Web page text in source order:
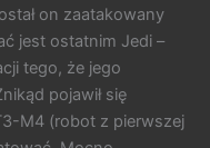
on zaatakowany
jest ostatnim Jedi –
tego, że jego
pojawił się
M4 (robot z pierwszej